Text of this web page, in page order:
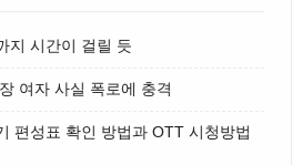
지 시간이 걸릴 듯
여자 사실 폭로에 충격
편성표 확인 방법과 OTT 시청방법